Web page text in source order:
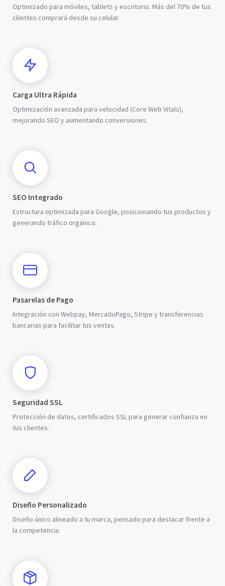
Optimizado para móviles, tablets y escritorio. Más del 70% de tus
clientes comprará desde su celular.
Carga Ultra Rápida
Optimización avanzada para velocidad (Core Web Vitals),
mejorando SEO y aumentando conversiones.
SEO Integrado
Estructura optimizada para Google, posicionando tus productos y
generando tráfico orgánico.
Pasarelas de Pago
Integración con Webpay, MercadoPago, Stripe y transferencias
bancarias para facilitar tus ventas.
Seguridad SSL
Protección de datos, certificados SSL para generar confianza en
tus clientes.
Diseño Personalizado
Diseño único alineado a tu marca, pensado para destacar frente a
la competencia.